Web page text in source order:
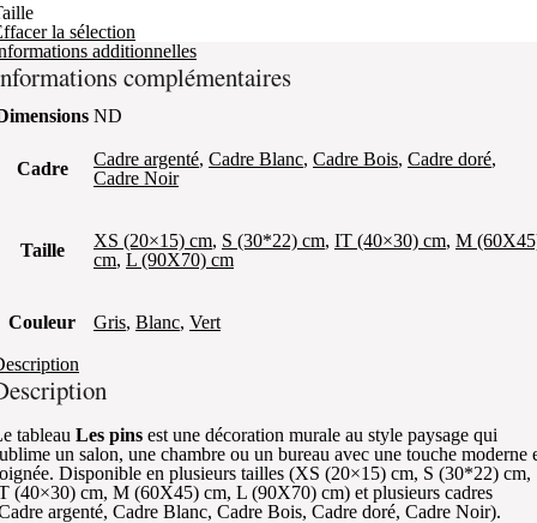
la sélection
additionnelles
complémentaires
ND
Cadre Cadre argenté, Cadre Blanc, Cadre Bois, Cadre doré,
Cadre Noir
Taille XS (20×15) cm, S (30*22) cm, IT (40×30) cm, M
cm, L (90X70) cm
Couleur Gris, Blanc, Vert
tableau Les pins est une décoration murale au style paysage qui
un salon, une chambre ou un bureau avec une touche moderne
Disponible en plusieurs tailles (XS (20×15) cm, S (30*22) cm,
(40×30) cm, M (60X45) cm, L (90X70) cm) et plusieurs cadres
argenté, Cadre Blanc, Cadre Bois, Cadre doré, Cadre Noir).